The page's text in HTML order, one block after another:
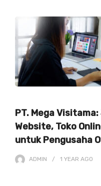
PT. Mega
Website, Toko
untuk Pengusaha
ADMIN 1 YEAR AGO